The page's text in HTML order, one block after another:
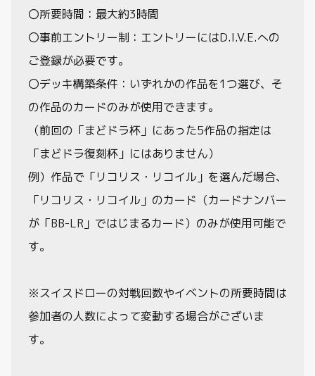
〇所要時間：最大約3時間
〇事前エントリー制：エントリーにはD.I.V.E.への
ご登録が必要です。
〇デッキ構築条件：いずれかの作品を1つ選び、そ
の作品のカードのみが使用できます。
（前回の「まどドラ杯」にあった5作品の指定は
「まどドラ復刻杯」にはありません）
例）作品で「リコリス・リコイル」を選んだ場合、
「リコリス・リコイル」のカード（カードナンバー
が「BB-LR」ではじまるカード）のみが使用可能で
す。
※スイスドローの対戦回数やイベントの所要時間は
参加者の人数によって変動する場合がございま
す。